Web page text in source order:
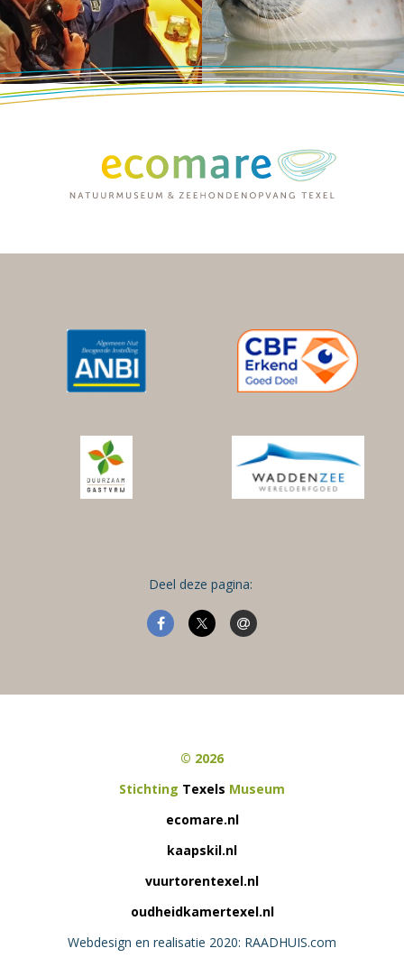
Deel deze pagina:
© 2026
Stichting Texels Museum
ecomare.nl
kaapskil.nl
vuurtorentexel.nl
oudheidkamertexel.nl
Webdesign en realisatie 2020: RAADHUIS.com